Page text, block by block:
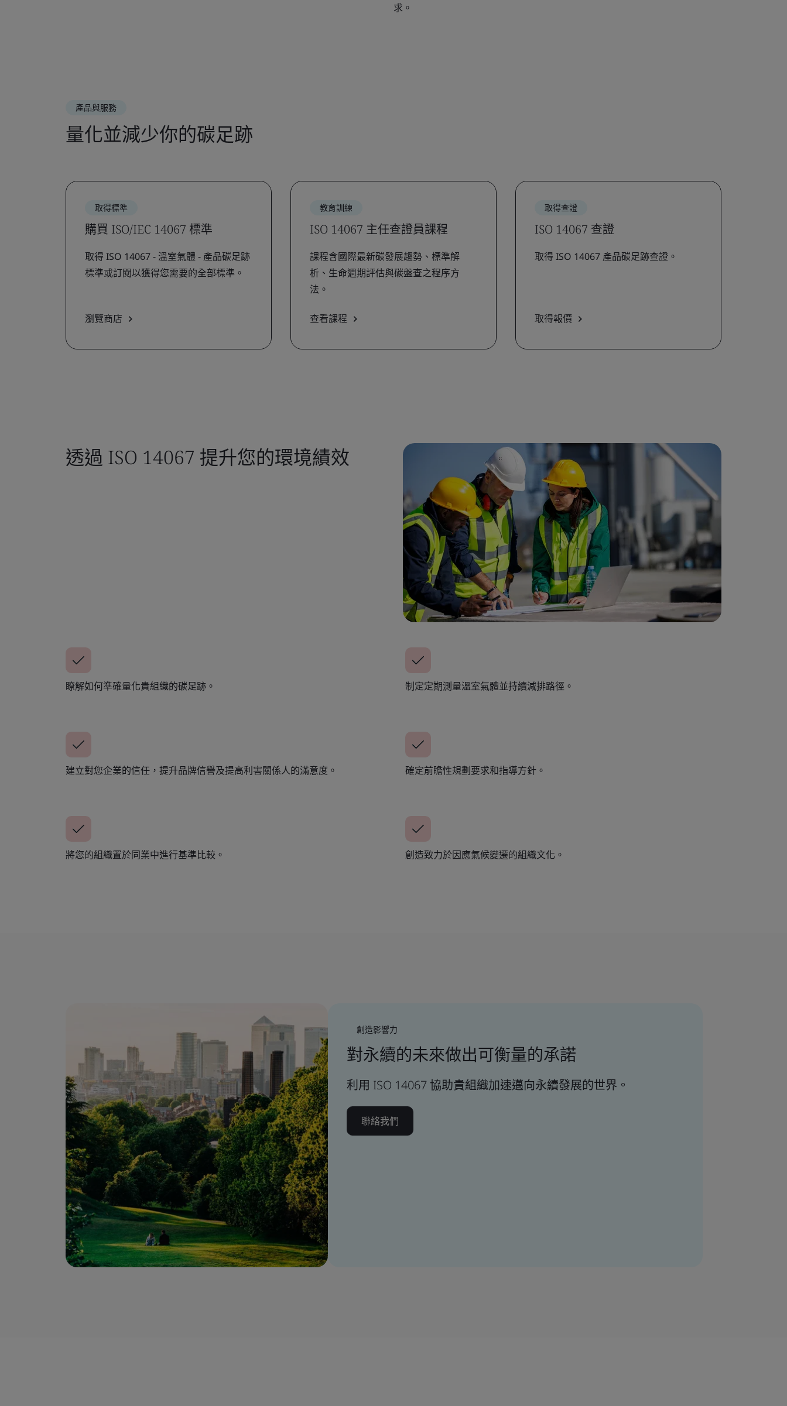
求。
產品與服務
量化並減少你的碳足跡
取得標準
購買 ISO/IEC 14067 標準
取得 ISO 14067 - 溫室氣體 - 產品碳足跡
標準或訂閱以獲得您需要的全部標準。
瀏覽商店
教育訓練
ISO 14067 主任查證員課程
課程含國際最新碳發展趨勢、標準解
析、生命週期評估與碳盤查之程序方
法。
查看課程
取得查證
ISO 14067 查證
取得 ISO 14067 產品碳足跡查證。
取得報價
透過 ISO 14067 提升您的環境績效
瞭解如何準確量化貴組織的碳足跡。 制定定期測量溫室氣體並持續減排路徑。
建立對您企業的信任，提升品牌信譽及提高利害關係人的滿意度。 確定前瞻性規劃要求和指導方針。
將您的組織置於同業中進行基準比較。 創造致力於因應氣候變遷的組織文化。
創造影響力
對永續的未來做出可衡量的承諾
利用 ISO 14067 協助貴組織加速邁向永續發展的世界。
聯絡我們